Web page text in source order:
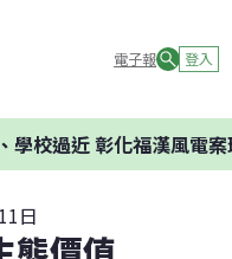
電子報 登入
過近 彰化福漢風電案環
日